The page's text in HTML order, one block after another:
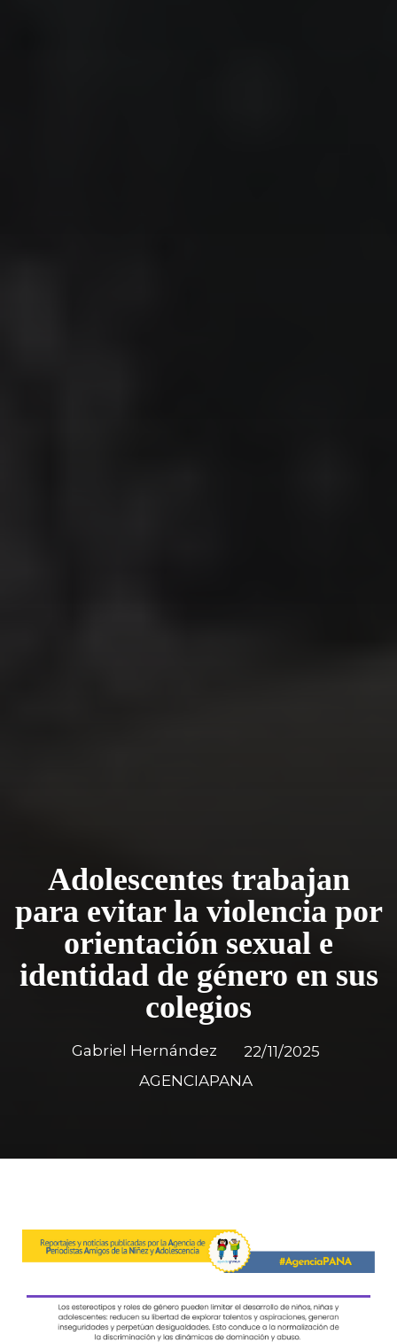
Adolescentes trabajan
para evitar la violencia por
orientación sexual e
identidad de género en sus
colegios
Gabriel Hernández
22/11/2025
AGENCIAPANA